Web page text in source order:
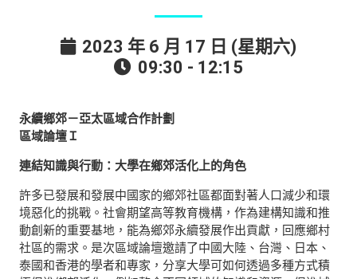
2023 年 6 月 17 日 (星期六)
09:30 - 12:15
永續鄉郊－亞太區域合作計劃
區域論壇Ｉ
連結知識與行動：大學在鄉郊活化上的角色
許多已發展和發展中國家的鄉郊社區都面對著人口減少和環
境惡化的挑戰。社會期望高等教育機構，作為建構知識和推
動創新的重要基地，能為鄉郊永續發展作出貢獻，回應鄉村
社區的需求。是次區域論壇邀請了中國大陸、台灣、日本、
泰國和香港的學者和專家，分享大學可如何透過多種方式積